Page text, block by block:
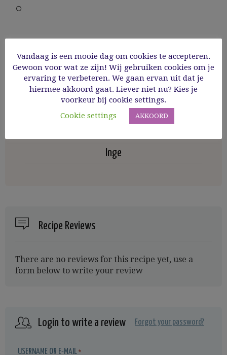
COMMENT
Inge
Recipe Reviews
There are no reviews for this recipe yet, use a
form below to write your review
Login to write a review Forgot your password?
USERNAME OR E-MAIL *
Vandaag is een mooie dag om cookies te accepteren.
Gewoon voor wat ze zijn! Wij gebruiken cookies om je
ervaring te verbeteren. We gaan ervan uit dat je
hiermee akkoord gaat. Liever niet nu? Kies je
voorkeur bij cookie settings.
Cookie settings
AKKOORD